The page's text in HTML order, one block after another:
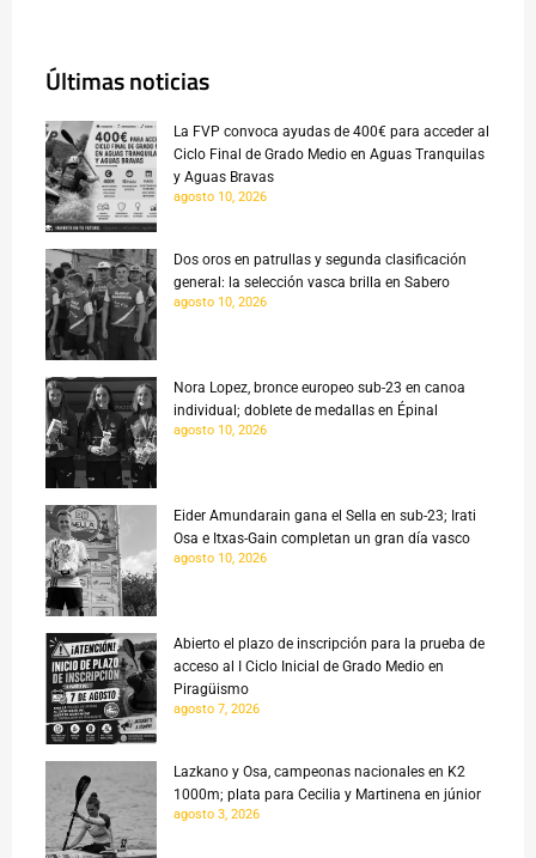
Últimas noticias
La FVP convoca ayudas de 400€ para acceder al
Ciclo Final de Grado Medio en Aguas Tranquilas
y Aguas Bravas
agosto 10, 2026
Dos oros en patrullas y segunda clasificación
general: la selección vasca brilla en Sabero
agosto 10, 2026
Nora Lopez, bronce europeo sub-23 en canoa
individual; doblete de medallas en Épinal
agosto 10, 2026
Eider Amundarain gana el Sella en sub-23; Irati
Osa e Itxas-Gain completan un gran día vasco
agosto 10, 2026
Abierto el plazo de inscripción para la prueba de
acceso al I Ciclo Inicial de Grado Medio en
Piragüismo
agosto 7, 2026
Lazkano y Osa, campeonas nacionales en K2
1000m; plata para Cecilia y Martinena en júnior
agosto 3, 2026